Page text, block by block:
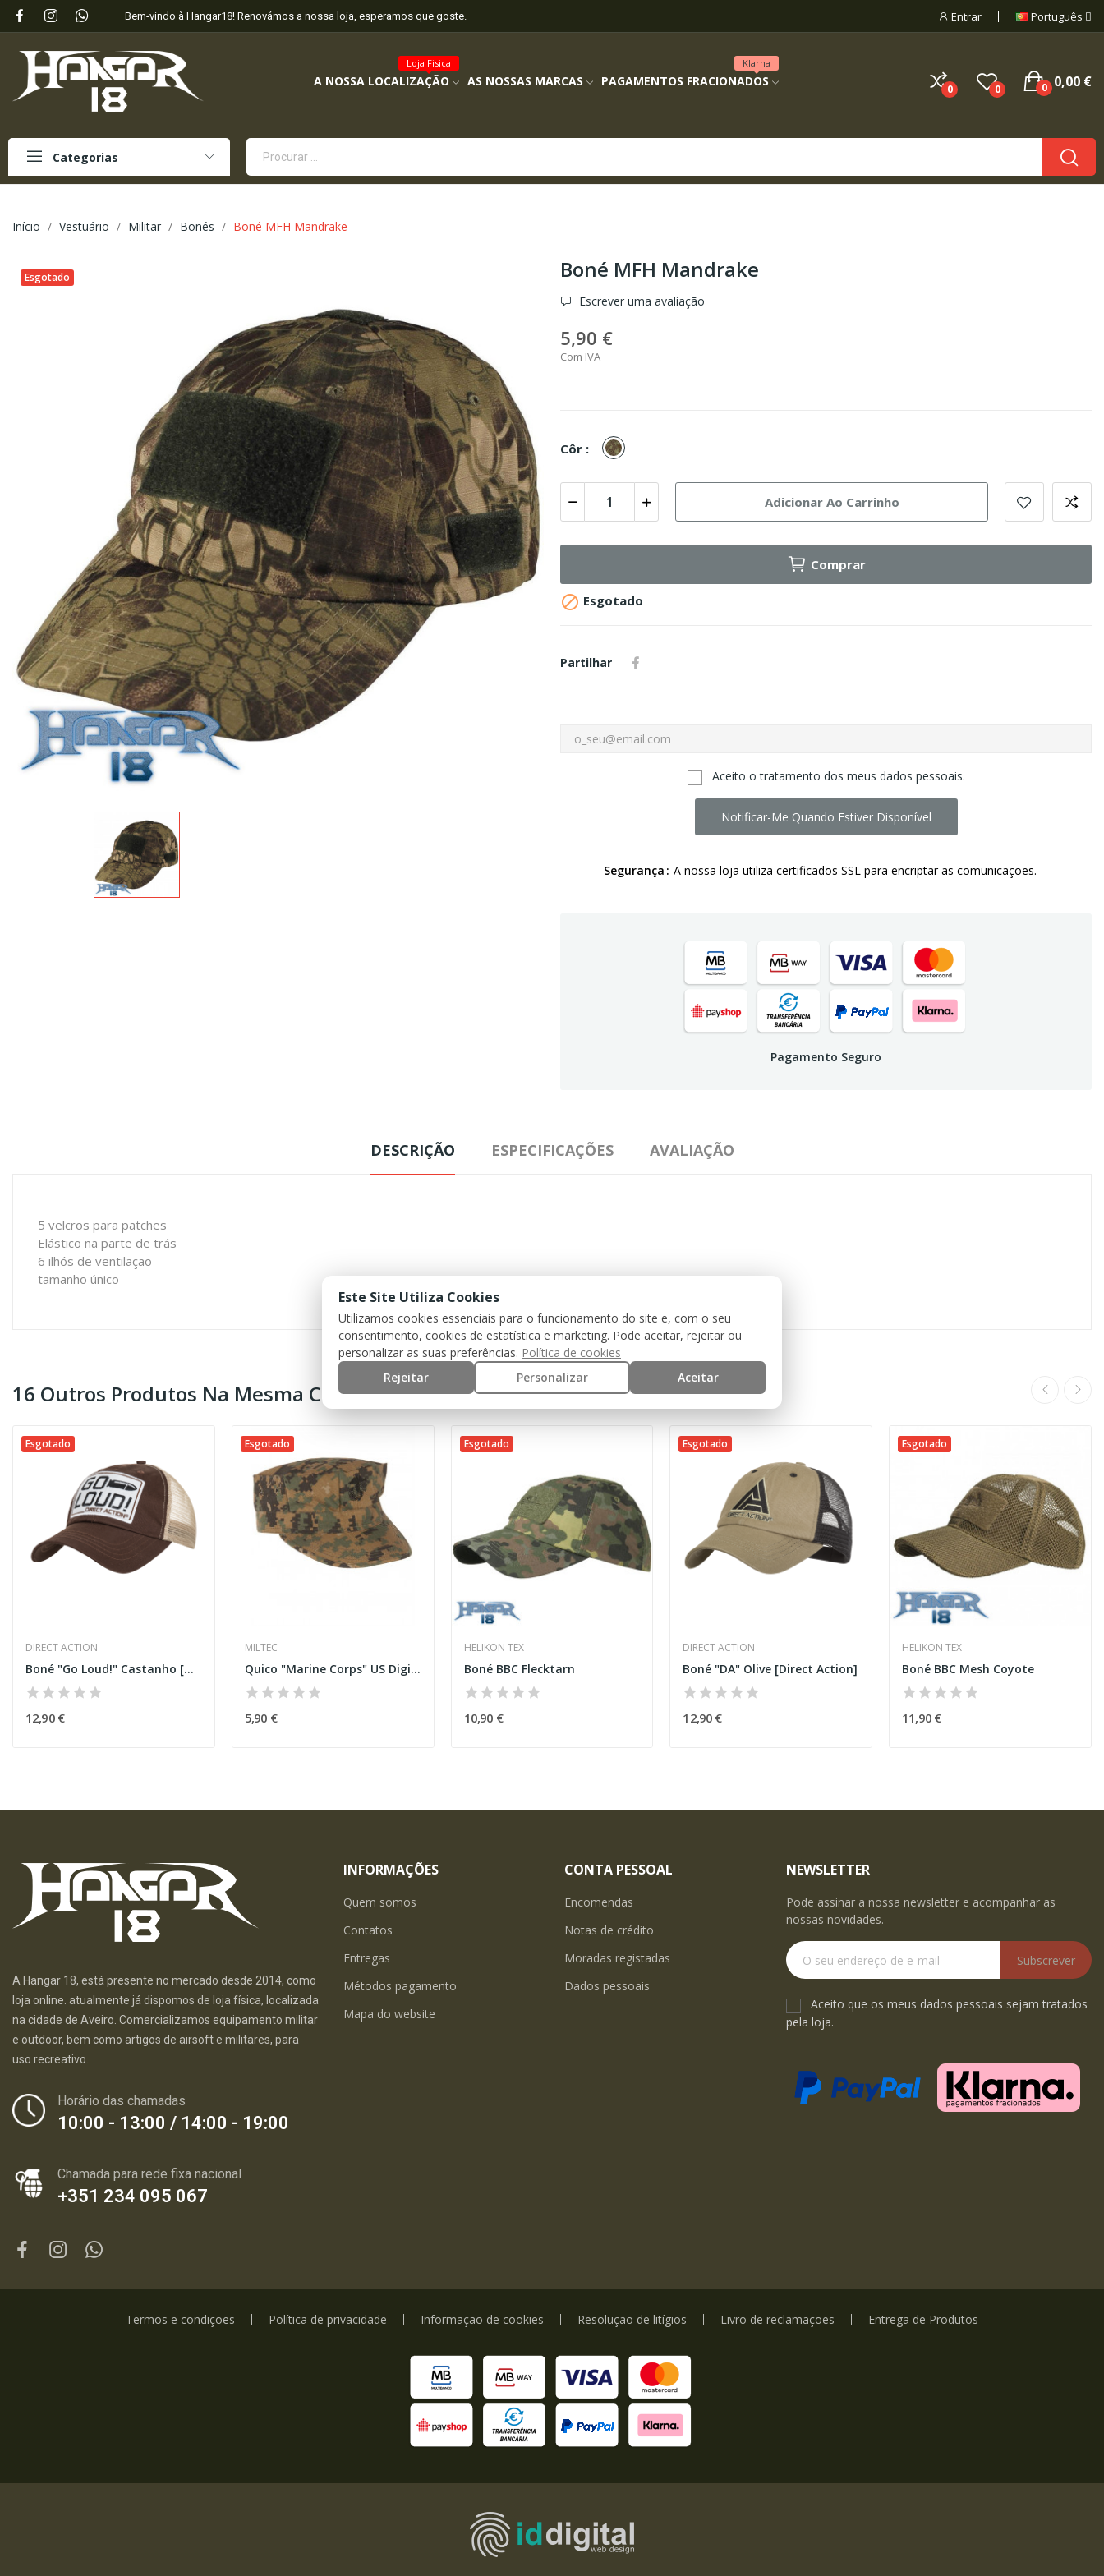
Bem-vindo à Hangar18! Renovámos a nossa loja, esperamos que goste. Entrar Português
A NOSSA LOCALIZAÇÃO
Loja Fisica
AS NOSSAS MARCAS PAGAMENTOS FRACIONADOS
Klarna
0 0 0,00 €
0
Categorias
Início Vestuário Militar Bonés Boné MFH Mandrake
Esgotado Boné MFH Mandrake
Escrever uma avaliação
5,90 €
Com IVA
Côr : Mandrake
Adicionar Ao Carrinho
Comprar
 Esgotado
Partilhar
Aceito o tratamento dos meus dados pessoais.
Notificar-Me Quando Estiver Disponível
Segurança A nossa loja utiliza certificados SSL para encriptar as comunicações.
Pagamento Seguro
DESCRIÇÃO ESPECIFICAÇÕES AVALIAÇÃO
5 velcros para patches
Elástico na parte de trás
6 ilhós de ventilação
tamanho único
16 Outros Produtos Na Mesma Categoria:
Esgotado
DIRECT ACTION
Boné "Go Loud!" Castanho [Direct Action]
12,90 €
Esgotado
MILTEC
Quico "Marine Corps" US Digital Woodland
5,90 €
Esgotado
HELIKON TEX
Boné BBC Flecktarn
10,90 €
Esgotado
DIRECT ACTION
Boné "DA" Olive [Direct Action]
12,90 €
Esgotado
HELIKON TEX
Boné BBC Mesh Coyote
11,90 €
A Hangar 18, está presente no mercado desde 2014, como
loja online. atualmente já dispomos de loja física, localizada
na cidade de Aveiro. Comercializamos equipamento militar
e outdoor, bem como artigos de airsoft e militares, para
uso recreativo.
Horário das chamadas
10:00 - 13:00 / 14:00 - 19:00
Chamada para rede fixa nacional
+351 234 095 067
INFORMAÇÕES
Quem somos
Contatos
Entregas
Métodos pagamento
Mapa do website
CONTA PESSOAL
Encomendas
Notas de crédito
Moradas registadas
Dados pessoais
NEWSLETTER
Pode assinar a nossa newsletter e acompanhar as
nossas novidades.
Subscrever
Aceito que os meus dados pessoais sejam tratados
pela loja.
Termos e condições Política de privacidade Informação de cookies Resolução de litígios Livro de reclamações Entrega de Produtos
Este Site Utiliza Cookies
Utilizamos cookies essenciais para o funcionamento do site e, com o seu
consentimento, cookies de estatística e marketing. Pode aceitar, rejeitar ou
personalizar as suas preferências. Política de cookies
Rejeitar
Personalizar Aceitar